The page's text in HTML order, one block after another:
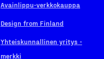
Avainlippu-verkkokauppa
Design from Finland
Yhteiskunnallinen yritys -
merkki